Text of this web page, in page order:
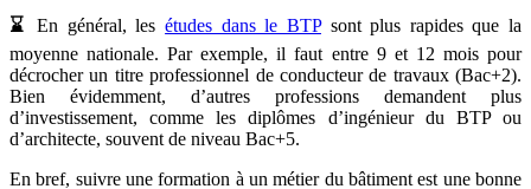
⌛En général, lesétudes dans le BTPsont plus rapides que la
moyenne nationale. Par exemple, il faut entre 9 et 12 mois pour
décrocher un titre professionnel de conducteur de travaux (Bac+2).
Bien évidemment, d’autres professions demandent plus
d’investissement, comme les diplômes d’ingénieur du BTP ou
d’architecte, souvent de niveau Bac+5.
En bref, suivre une formation à un métier du bâtiment est une bonne